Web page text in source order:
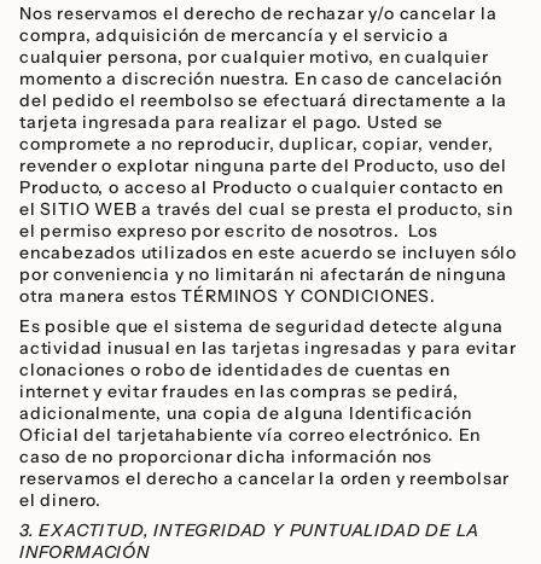
Nos reservamos el derecho de rechazar y/o cancelar la
compra, adquisición de mercancía y el servicio a
cualquier persona, por cualquier motivo, en cualquier
momento a discreción nuestra. En caso de cancelación
del pedido el reembolso se efectuará directamente a la
tarjeta ingresada para realizar el pago. Usted se
compromete a no reproducir, duplicar, copiar, vender,
revender o explotar ninguna parte del Producto, uso del
Producto, o acceso al Producto o cualquier contacto en
el SITIO WEB a través del cual se presta el producto, sin
el permiso expreso por escrito de nosotros. Los
encabezados utilizados en este acuerdo se incluyen sólo
por conveniencia y no limitarán ni afectarán de ninguna
otra manera estos TÉRMINOS Y CONDICIONES.
Es posible que el sistema de seguridad detecte alguna
actividad inusual en las tarjetas ingresadas y para evitar
clonaciones o robo de identidades de cuentas en
internet y evitar fraudes en las compras se pedirá,
adicionalmente, una copia de alguna Identificación
Oficial del tarjetahabiente vía correo electrónico. En
caso de no proporcionar dicha información nos
reservamos el derecho a cancelar la orden y reembolsar
el dinero.
3. EXACTITUD, INTEGRIDAD Y PUNTUALIDAD DE LA
INFORMACIÓN